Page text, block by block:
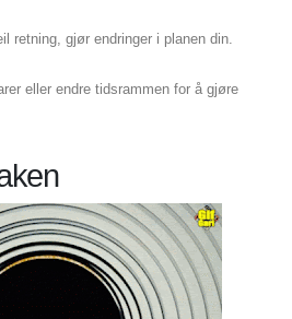
retning, gjør endringer i planen din.
eller endre tidsrammen for å gjøre